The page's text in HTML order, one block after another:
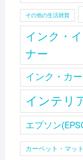
その他の生活雑貨
インク・
ナー
インク・カ
インテリ
エプソン
カーペット・マット